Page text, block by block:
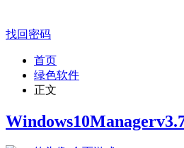
找回密码
首页
绿色软件
正文